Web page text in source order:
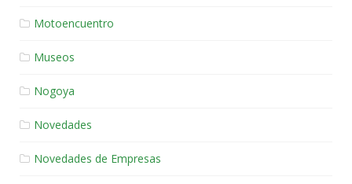
Motoencuentro
Museos
Nogoya
Novedades
Novedades de Empresas